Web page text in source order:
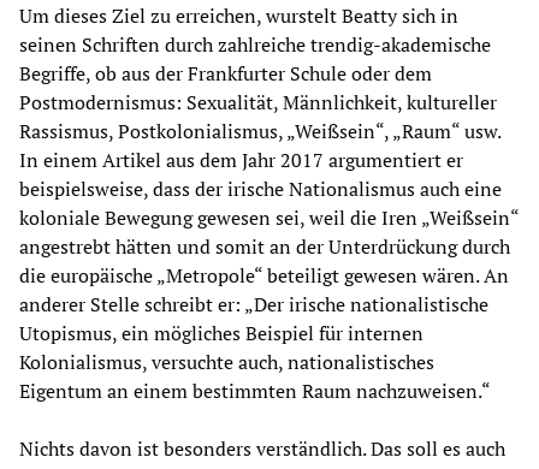
Um dieses Ziel zu erreichen, wurstelt Beatty sich in
seinen Schriften durch zahlreiche trendig-akademische
Begriffe, ob aus der Frankfurter Schule oder dem
Postmodernismus: Sexualität, Männlichkeit, kultureller
Rassismus, Postkolonialismus, „Weißsein“, „Raum“ usw.
In einem Artikel aus dem Jahr 2017 argumentiert er
beispielsweise, dass der irische Nationalismus auch eine
koloniale Bewegung gewesen sei, weil die Iren „Weißsein“
angestrebt hätten und somit an der Unterdrückung durch
die europäische „Metropole“ beteiligt gewesen wären. An
anderer Stelle schreibt er: „Der irische nationalistische
Utopismus, ein mögliches Beispiel für internen
Kolonialismus, versuchte auch, nationalistisches
Eigentum an einem bestimmten Raum nachzuweisen.“
Nichts davon ist besonders verständlich. Das soll es auch